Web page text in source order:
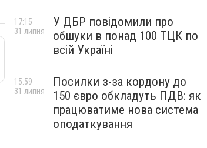
У ДБР повідомили про
обшуки в понад 100 ТЦК по
всій Україні
17:15
31 липня
Посилки з-за кордону до
150 євро обкладуть ПДВ: як
працюватиме нова система
оподаткування
15:59
31 липня